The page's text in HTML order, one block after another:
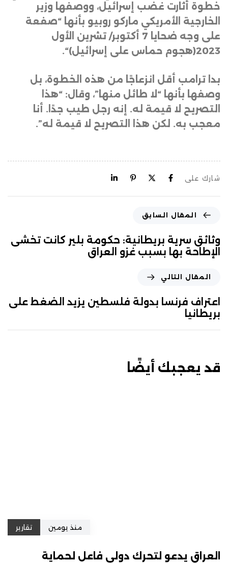
خطوة أثارت غضب إسرائيل، ووصفها وزير
الخارجية الأمريكي ماركو روبيو بأنها “صفعة
على وجه ضحايا 7 أكتوبر/ تشرين الأول
2023(هجوم حماس على إسرائيل)
“.
بدا ترامب أقل انزعاجًا من هذه الخطوة، بل
وصفها بأنها “لا طائل منها”، وقال: “هذا
التصريح لا قيمة له. إنه رجل طيب جدًا. أنا
معجب به. لكن هذا التصريح لا قيمة له”.
شارك على
المقال السابق
وثائق سرية بريطانية: حكومة بلير كانت تخشى
الإطاحة بها بسبب غزو العراق
المقال التالي
اعتراف فرنسا بدولة فلسطين يزيد الضغط على
بريطانيا
قد يعجبك أيضًا
منذ يومين تقارير
العراق يدعو لتحرك دولي فاعل لحماية